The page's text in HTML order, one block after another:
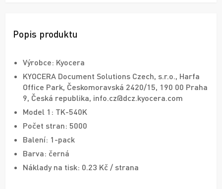
Popis produktu
Výrobce: Kyocera
KYOCERA Document Solutions Czech, s.r.o., Harfa
Office Park, Českomoravská 2420/15, 190 00 Praha
9, Česká republika, info.cz@dcz.kyocera.com
Model 1: TK-540K
Počet stran: 5000
Balení: 1-pack
Barva: černá
Náklady na tisk: 0.23 Kč / strana